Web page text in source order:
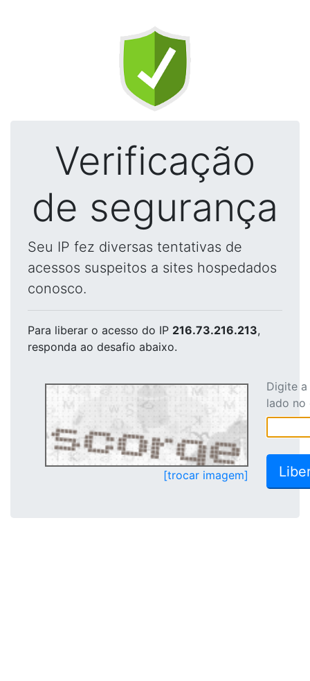
Verificação
de segurança
Seu IP fez diversas tentativas de
acessos suspeitos a sites hospedados
conosco.
Para liberar o acesso do IP 216.73.216.213,
responda ao desafio abaixo.
[trocar imagem]
Digite
lado no